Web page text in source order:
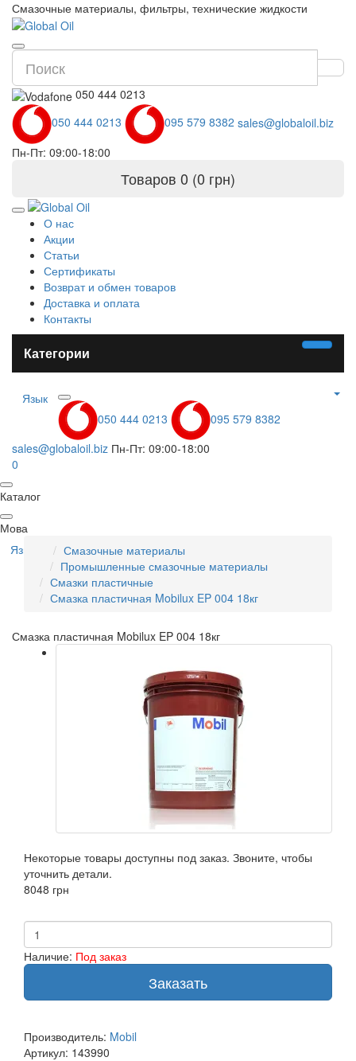
Смазочные материалы, фильтры, технические жидкости
050 444 0213
050 444 0213
095 579 8382 sales@globaloil.biz
Пн-Пт: 09:00-18:00
Товаров 0 (0 грн)
О нас
Акции
Статьи
Сертификаты
Возврат и обмен товаров
Доставка и оплата
Контакты
Категории
Язык
050 444 0213
095 579 8382
sales@globaloil.biz Пн-Пт: 09:00-18:00
0
Каталог
Мова
Язык
Смазочные материалы
Промышленные смазочные материалы
Смазки пластичные
Смазка пластичная Mobilux EP 004 18кг
Смазка пластичная Mobilux EP 004 18кг
Некоторые товары доступны под заказ. Звоните, чтобы
уточнить детали.
8048 грн
Наличие: Под заказ
Заказать
Производитель: Mobil
Артикул: 143990